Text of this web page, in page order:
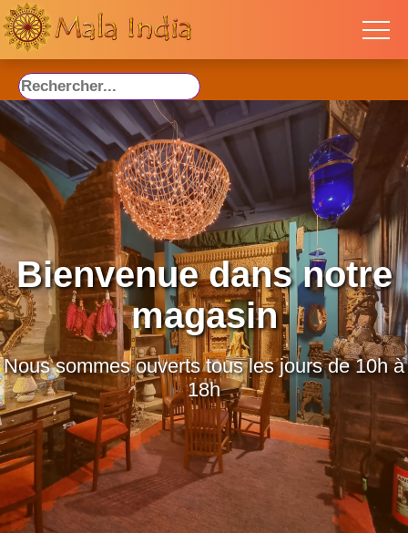
Bienvenue dans notre
magasin
Nous sommes ouverts tous les jours de 10h à
18h